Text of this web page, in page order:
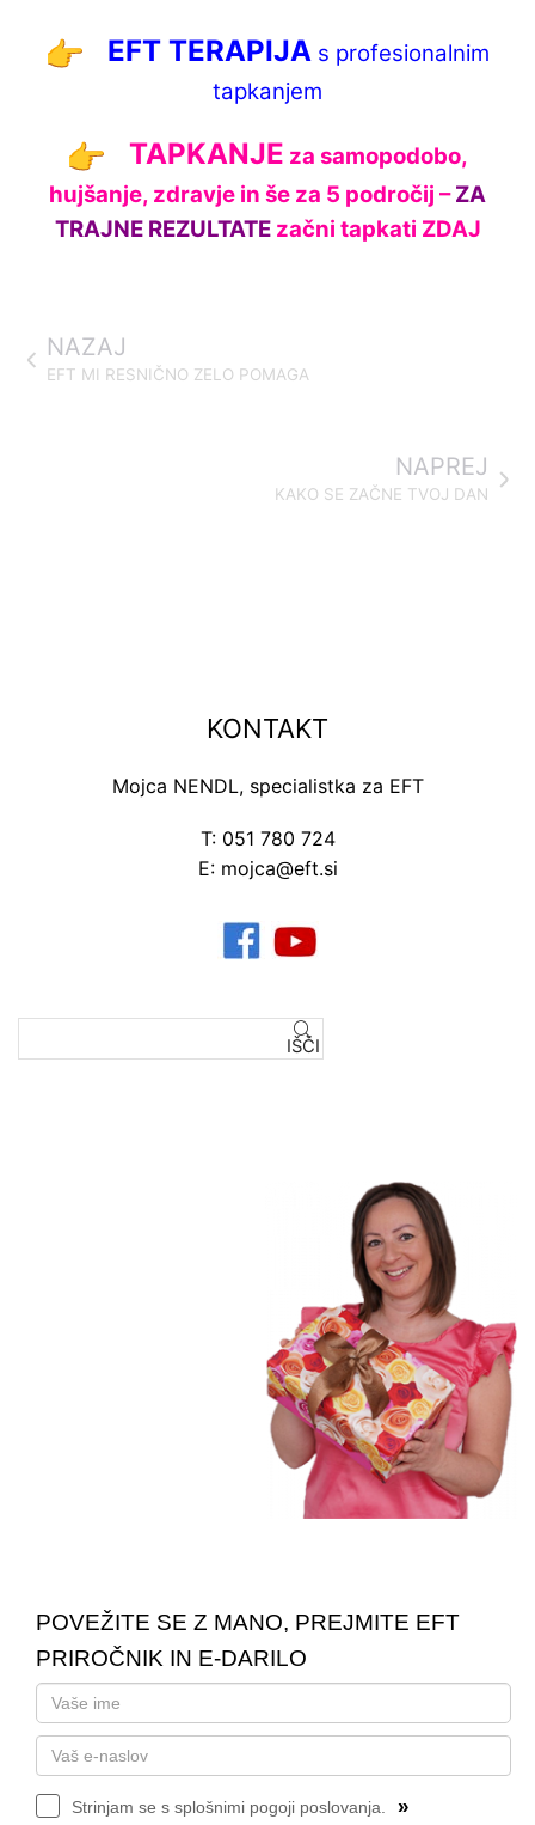
EFT TERAPIJA s profesionalnim
tapkanjem
TAPKANJE za samopodobo,
hujšanje, zdravje in še za 5 področij –ZA
TRAJNE REZULTATEzačni tapkati ZDAJ
NAZAJ
EFT MI RESNIČNO ZELO POMAGA
NAPREJ
KAKO SE ZAČNE TVOJ DAN
KONTAKT
Mojca NENDL, specialistka za EFT
T: 051 780 724
E: mojca@eft.si
IŠČI
POVEŽITE SE Z MANO, PREJMITE EFT
PRIROČNIK IN E-DARILO
Strinjam se s splošnimi pogoji poslovanja. »